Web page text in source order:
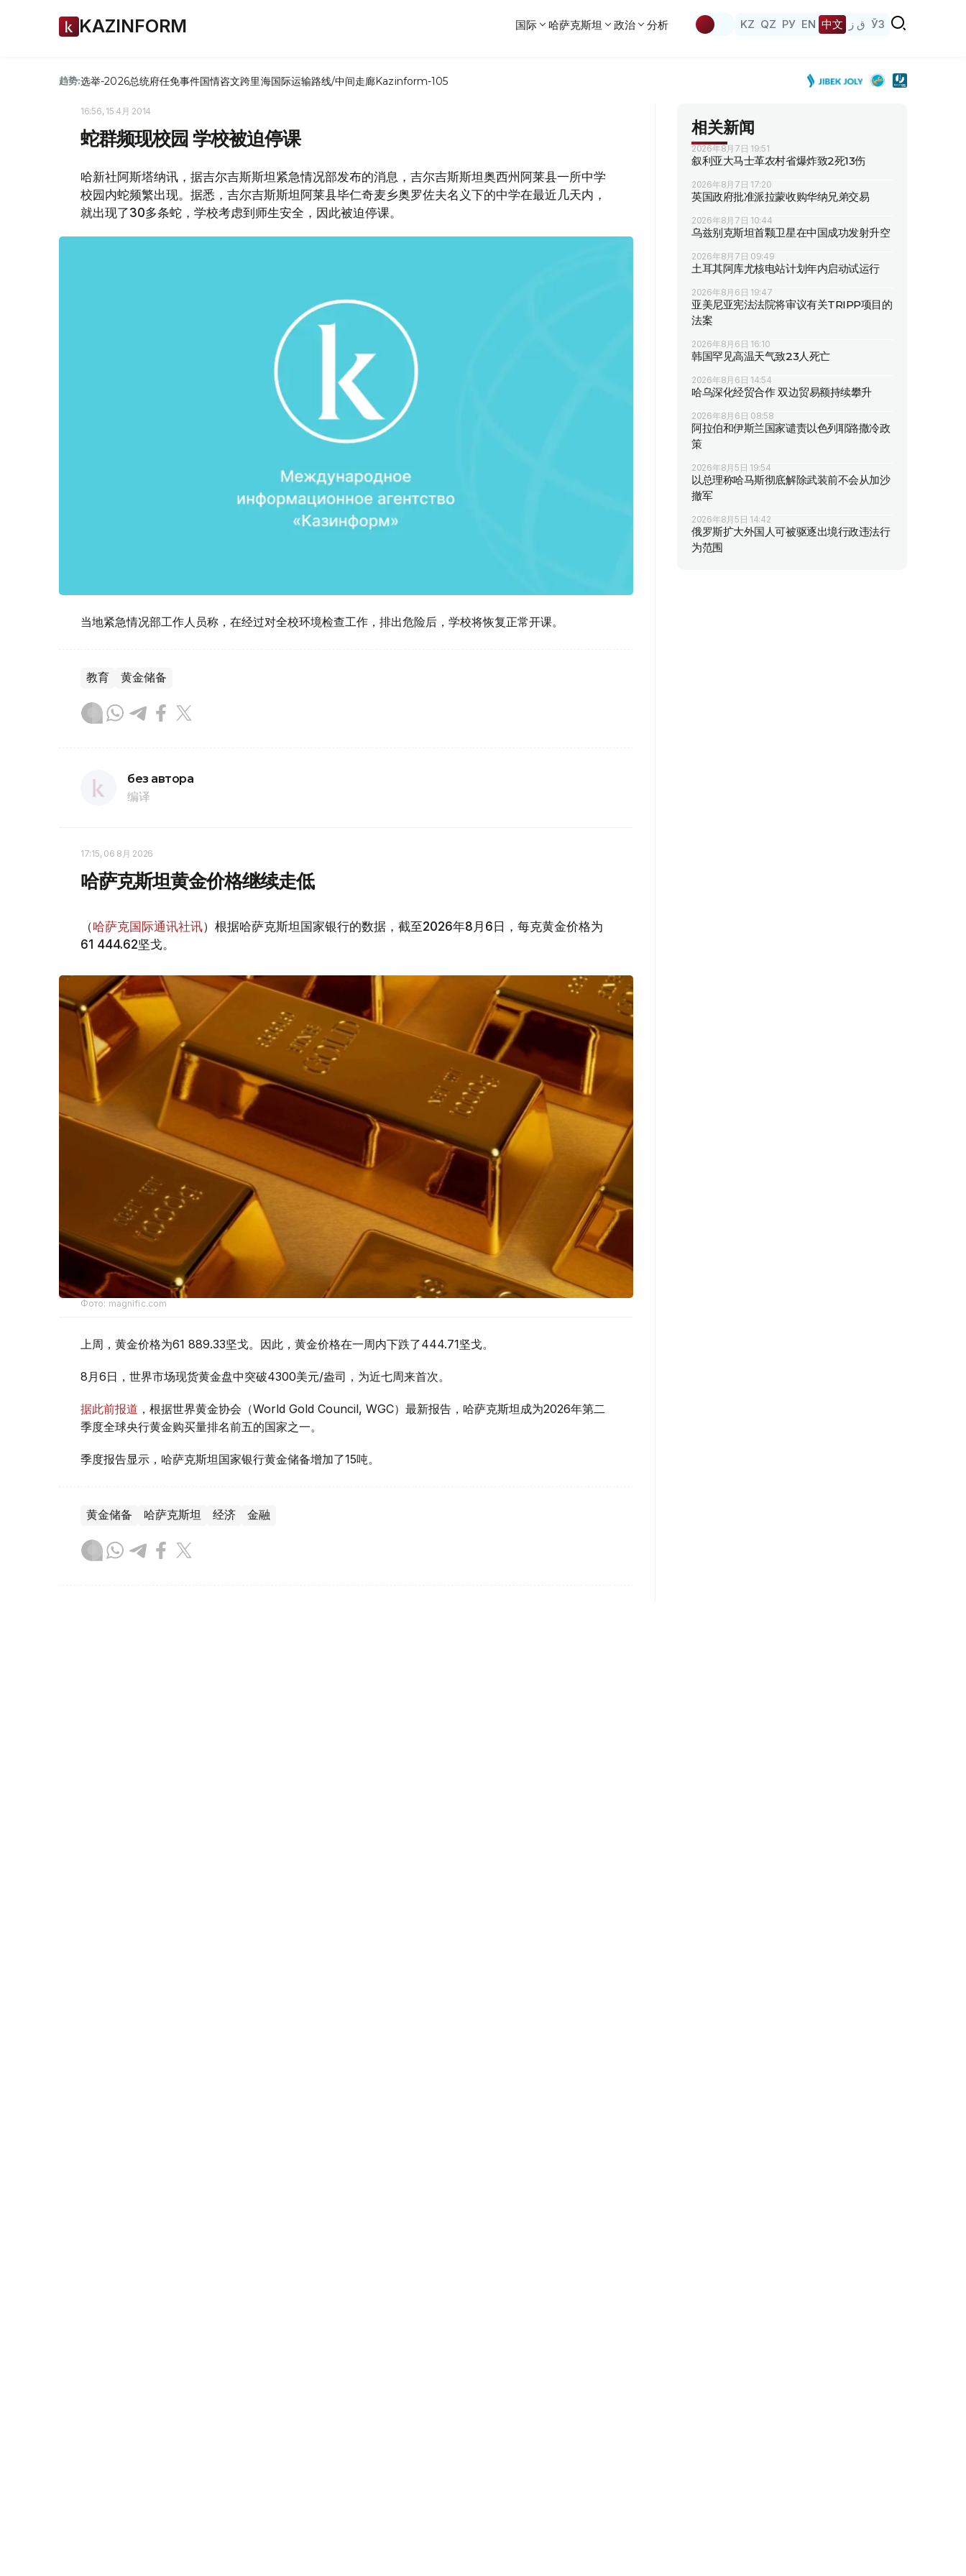
KAZINFORM 国际 哈萨克斯坦 政治 分析 KZ QZ РУ EN 中文 ق ز ЎЗ
趋势:选举-2026总统府任免事件国情咨文跨里海国际运输路线/中间走廊Kazinform-105
16:56, 15 4月 2014
蛇群频现校园 学校被迫停课
哈新社阿斯塔纳讯，据吉尔吉斯斯坦紧急情况部发布的消息，吉尔吉斯斯坦奥西州阿莱县一所中学
校园内蛇频繁出现。据悉，吉尔吉斯斯坦阿莱县毕仁奇麦乡奥罗佐夫名义下的中学在最近几天内，
就出现了30多条蛇，学校考虑到师生安全，因此被迫停课。
当地紧急情况部工作人员称，在经过对全校环境检查工作，排出危险后，学校将恢复正常开课。
教育 黄金储备
без автора
编译
17:15, 06 8月 2026
哈萨克斯坦黄金价格继续走低
（哈萨克国际通讯社讯）根据哈萨克斯坦国家银行的数据，截至2026年8月6日，每克黄金价格为
61 444.62坚戈。
Фото: magnific.com
上周，黄金价格为61 889.33坚戈。因此，黄金价格在一周内下跌了444.71坚戈。
8月6日，世界市场现货黄金盘中突破4300美元/盎司，为近七周来首次。
据此前报道 ，根据世界黄金协会（World Gold Council, WGC）最新报告，哈萨克斯坦成为2026年第二
季度全球央行黄金购买量排名前五的国家之一。
季度报告显示，哈萨克斯坦国家银行黄金储备增加了15吨。
黄金储备 哈萨克斯坦 经济 金融
相关新闻
2026年8月7日 19:51
叙利亚大马士革农村省爆炸致2死13伤
2026年8月7日 17:20
英国政府批准派拉蒙收购华纳兄弟交易
2026年8月7日 10:44
乌兹别克斯坦首颗卫星在中国成功发射升空
2026年8月7日 09:49
土耳其阿库尤核电站计划年内启动试运行
2026年8月6日 19:47
亚美尼亚宪法法院将审议有关TRIPP项目的
法案
2026年8月6日 16:10
韩国罕见高温天气致23人死亡
2026年8月6日 14:54
哈乌深化经贸合作 双边贸易额持续攀升
2026年8月6日 08:58
阿拉伯和伊斯兰国家谴责以色列耶路撒冷政
策
2026年8月5日 19:54
以总理称哈马斯彻底解除武装前不会从加沙
撤军
2026年8月5日 14:42
俄罗斯扩大外国人可被驱逐出境行政违法行
为范围